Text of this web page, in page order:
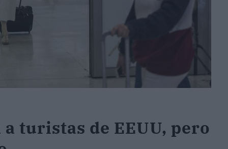
turistas de EEUU, pero